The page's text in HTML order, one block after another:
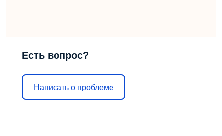
Есть вопрос?
Написать о проблеме